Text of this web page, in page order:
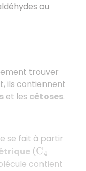
ou
trouver
ils contiennent
et les cétoses.
se fait à partir
(C4
contient